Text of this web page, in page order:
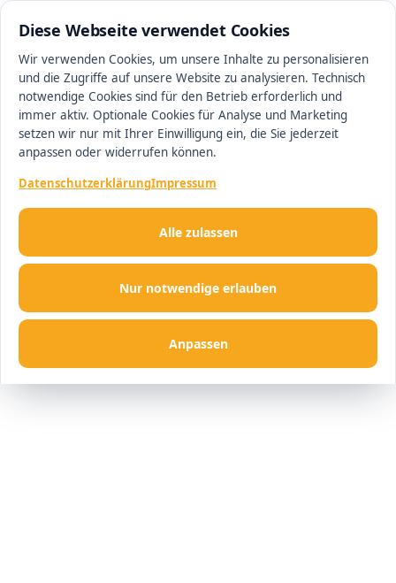
Diese Webseite verwendet Cookies
Wir verwenden Cookies, um unsere Inhalte zu personalisieren
und die Zugriffe auf unsere Website zu analysieren. Technisch
notwendige Cookies sind für den Betrieb erforderlich und
immer aktiv. Optionale Cookies für Analyse und Marketing
setzen wir nur mit Ihrer Einwilligung ein, die Sie jederzeit
anpassen oder widerrufen können.
DatenschutzerklärungImpressum
Nur notwendige erlauben
Anpassen
Alle zulassen